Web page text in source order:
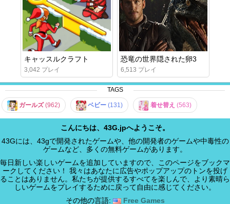
キャッスルクラフト
3,042 プレイ
恐竜の世界隠された卵3
6,513 プレイ
TAGS
ガールズ(962) ベビー (131) 着せ替え (563)
こんにちは、43G.jpへようこそ。
43Gには、43gで開発されたゲームや、他の開発者のゲームや中毒性の
ゲームなど、多くの無料ゲームがあります。
毎日新しい楽しいゲームを追加していますので、このページをブックマ
ークしてください！ 我々はあなたに広告やポップアップのトンを投げ
ることはありません。私たちが提供するすべてを楽しんで、より素晴ら
しいゲームをプレイするために戻って自由に感じてください。
その他の言語:
Free Games